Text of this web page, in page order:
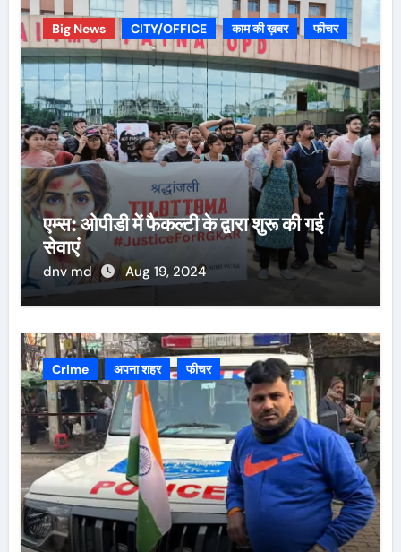
Big News CITY/OFFICE काम की ख़बर फीचर
एम्स: ओपीडी में फैकल्टी के द्वारा शुरू की गई
सेवाएं
dnv md Aug 19, 2024
Crime अपना शहर फीचर